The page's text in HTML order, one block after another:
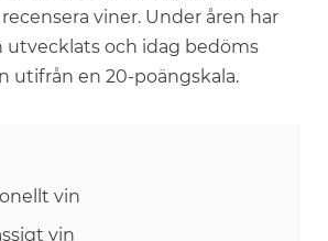
viner. Under åren har
utvecklats och idag bedöms
utifrån en 20-poängskala.
vin
vin